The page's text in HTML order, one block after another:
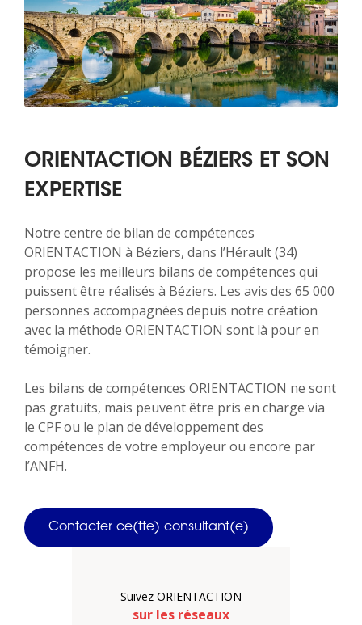
ORIENTACTION BÉZIERS ET SON
EXPERTISE
Notre centre de bilan de compétences
ORIENTACTION à Béziers, dans l’Hérault (34)
propose les meilleurs bilans de compétences qui
puissent être réalisés à Béziers. Les avis des 65 000
personnes accompagnées depuis notre création
avec la méthode ORIENTACTION sont là pour en
témoigner.
Les bilans de compétences ORIENTACTION ne sont
pas gratuits, mais peuvent être pris en charge via
le CPF ou le plan de développement des
compétences de votre employeur ou encore par
l’ANFH.
Contacter ce(tte) consultant(e)
Suivez ORIENTACTION
sur les réseaux